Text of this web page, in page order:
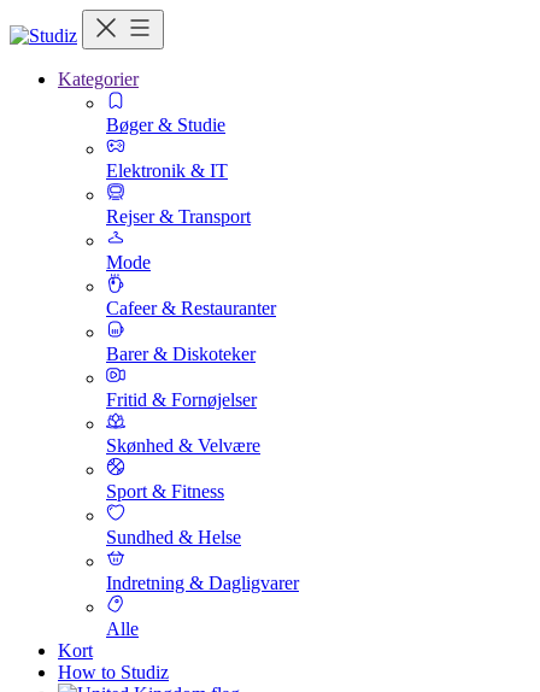
Kategorier
Bøger & Studie
Elektronik & IT
Rejser & Transport
Mode
Cafeer & Restauranter
Barer & Diskoteker
Fritid & Fornøjelser
Skønhed & Velvære
Sport & Fitness
Sundhed & Helse
Indretning & Dagligvarer
Alle
Kort
How to Studiz